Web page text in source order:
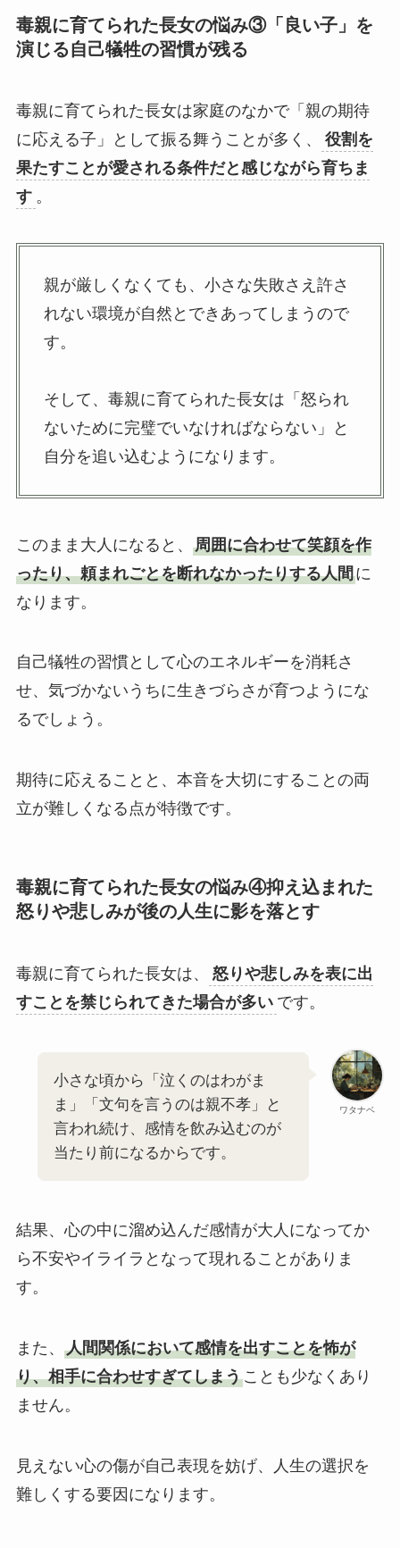
毒親に育てられた長女の悩み③「良い子」を
演じる自己犠牲の習慣が残る
毒親に育てられた長女は家庭のなかで「親の期待
に応える子」として振る舞うことが多く、
役割を
果たすことが愛される条件だと感じながら育ちま
す 。
親が厳しくなくても、小さな失敗さえ許さ
れない環境が自然とできあってしまうので
す。
そして、毒親に育てられた長女は「怒られ
ないために完璧でいなければならない」と
自分を追い込むようになります。
このまま大人になると、 周囲に合わせて笑顔を作
ったり、頼まれごとを断れなかったりする人間に
なります。
自己犠牲の習慣として心のエネルギーを消耗さ
せ、気づかないうちに生きづらさが育つようにな
るでしょう。
期待に応えることと、本音を大切にすることの両
立が難しくなる点が特徴です。
毒親に育てられた長女の悩み④抑え込まれた
怒りや悲しみが後の人生に影を落とす
毒親に育てられた長女は、
怒りや悲しみを表に出
すことを禁じられてきた場合が多い です。
ワタナベ
小さな頃から「泣くのはわがま
ま」「文句を言うのは親不孝」と
言われ続け、感情を飲み込むのが
当たり前になるからです。
結果、心の中に溜め込んだ感情が大人になってか
ら不安やイライラとなって現れることがありま
す。
また、 人間関係において感情を出すことを怖が
り、相手に合わせすぎてしまうことも少なくあり
ません。
見えない心の傷が自己表現を妨げ、人生の選択を
難しくする要因になります。